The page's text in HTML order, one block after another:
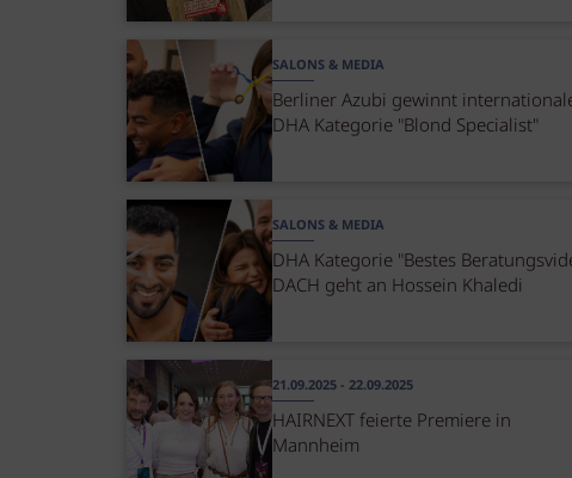
SALONS & MEDIA
Berliner Azubi gewinnt
DHA Kategorie "Blond Specialist"
SALONS & MEDIA
DHA Kategorie "Bestes
DACH geht an Hossein Khaledi
21.09.2025 - 22.09.2025
HAIRNEXT feierte Premiere in
Mannheim